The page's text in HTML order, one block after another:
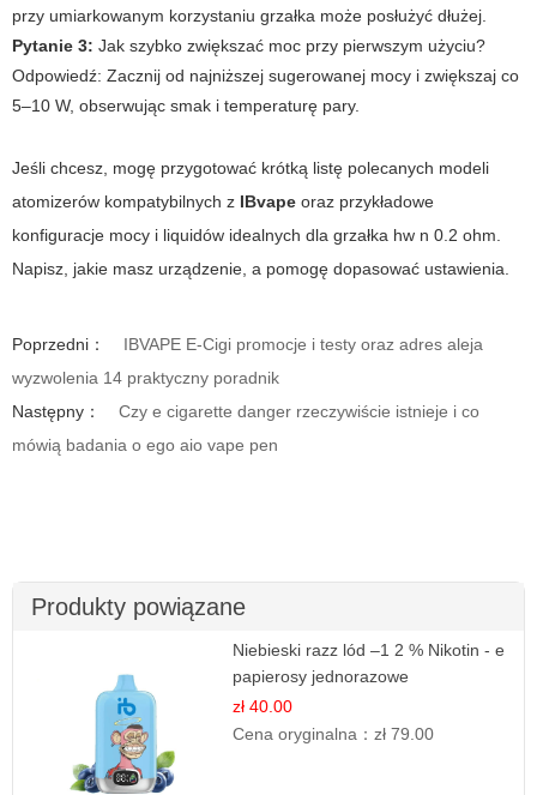
przy umiarkowanym korzystaniu grzałka może posłużyć dłużej.
Pytanie 3: Jak szybko zwiększać moc przy pierwszym użyciu?
Odpowiedź: Zacznij od najniższej sugerowanej mocy i zwiększaj co
5–10 W, obserwując smak i temperaturę pary.
Jeśli chcesz, mogę przygotować krótką listę polecanych modeli
atomizerów kompatybilnych z IBvape oraz przykładowe
konfiguracje mocy i liquidów idealnych dla grzałka hw n 0.2 ohm
Napisz, jakie masz urządzenie, a pomogę dopasować ustawienia.
Poprzedni：
IBVAPE E-Cigi promocje i testy oraz adres aleja
wyzwolenia 14 praktyczny poradnik
Następny：
Czy e cigarette danger rzeczywiście istnieje i co
mówią badania o ego aio vape pen
Produkty powiązane
Niebieski razz lód –1 2 % Nikotin - e
papierosy jednorazowe
zł 40.00
Cena oryginalna：zł 79.00